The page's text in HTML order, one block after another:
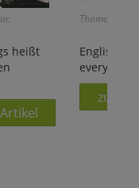
heißt
Thomas
English for
everyone
zum